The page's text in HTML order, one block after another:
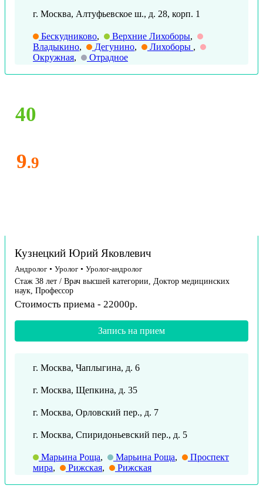
г. Москва, Алтуфьевское ш., д. 28, корп. 1
Бескудниково, Верхние Лихоборы,
Владыкино, Дегунино, Лихоборы ,
Окружная, Отрадное
40
9.9
Кузнецкий Юрий Яковлевич
Андролог • Уролог • Уролог-андролог
Стаж 38 лет / Врач высшей категории, Доктор медицинских
наук, Профессор
Стоимость приема - 22000р.
Запись на прием
г. Москва, Чаплыгина, д. 6
г. Москва, Щепкина, д. 35
г. Москва, Орловский пер., д. 7
г. Москва, Спиридоньевский пер., д. 5
Марьина Роща, Марьина Роща,
Проспект
мира, Рижская, Рижская